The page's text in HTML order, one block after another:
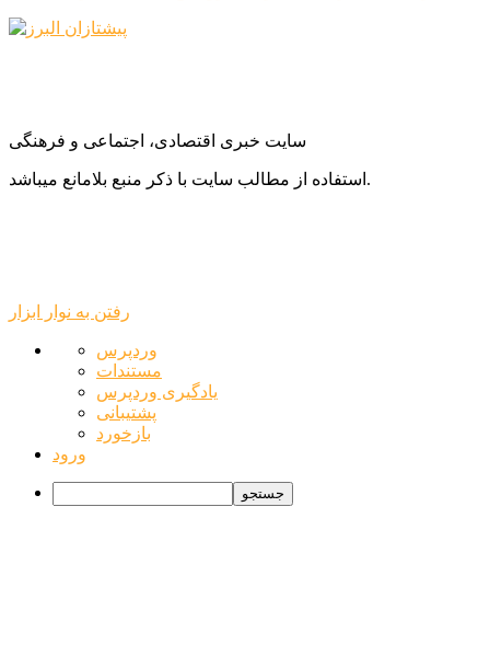
سایت خبری اقتصادی، اجتماعی و فرهنگی
استفاده از مطالب سایت با ذکر منبع بلامانع میباشد.
رفتن به نوار ابزار
درباره
وردپرس
وردپرس
مستندات
یادگیری وردپرس
پشتیبانی
بازخورد
ورود
جستجو